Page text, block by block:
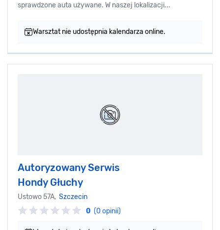
sprawdzone auta używane. W naszej lokalizacji...
Warsztat nie udostępnia kalendarza online.
Autoryzowany Serwis
Hondy Głuchy
Ustowo 57A, Szczecin
0 (0 opinii)